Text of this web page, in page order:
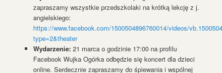
zapraszamy wszystkie przedszkolaki na krótką lekcję z j.
angielskiego:
https://www.facebook.com/1500504896760014/videos/
type=2&theater
Wydarzenie: 21 marca o godzinie 17:00 na profilu
Facebook Wujka Ogórka odbędzie się koncert dla dzieci
online. Serdecznie zapraszamy do śpiewania i wspólnej